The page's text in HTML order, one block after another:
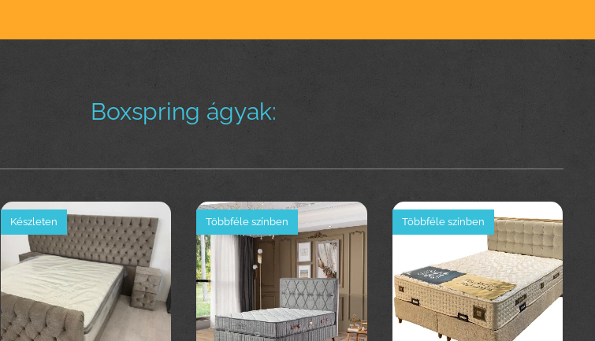
Boxspring ágyak:
Készleten Többféle színben Többféle színben